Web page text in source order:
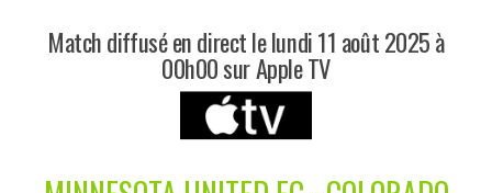
Match diffusé en direct le lundi 11 août 2025 à
00h00 sur Apple TV